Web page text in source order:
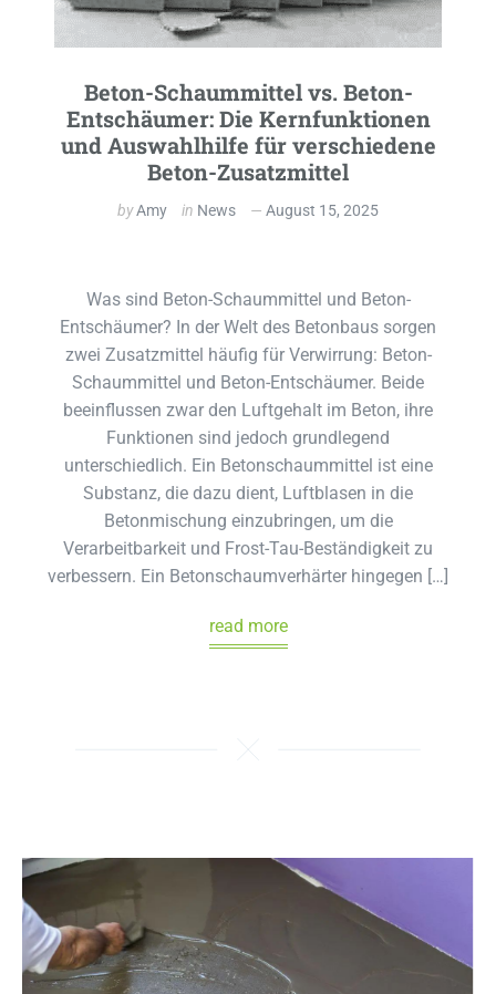
Beton-Schaummittel vs. Beton-
Entschäumer: Die Kernfunktionen
und Auswahlhilfe für verschiedene
Beton-Zusatzmittel
byAmy in News August 15, 2025
Was sind Beton-Schaummittel und Beton-
Entschäumer? In der Welt des Betonbaus sorgen
zwei Zusatzmittel häufig für Verwirrung: Beton-
Schaummittel und Beton-Entschäumer. Beide
beeinflussen zwar den Luftgehalt im Beton, ihre
Funktionen sind jedoch grundlegend
unterschiedlich. Ein Betonschaummittel ist eine
Substanz, die dazu dient, Luftblasen in die
Betonmischung einzubringen, um die
Verarbeitbarkeit und Frost-Tau-Beständigkeit zu
verbessern. Ein Betonschaumverhärter hingegen […]
read more